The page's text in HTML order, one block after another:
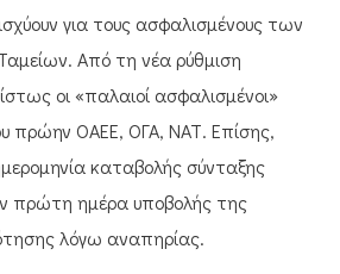
για τους ασφαλισμένους των
Από τη νέα ρύθμιση
οι «παλαιοί ασφαλισμένοι»
πρώην ΟΑΕΕ, ΟΓΑ, ΝΑΤ. Επίσης,
καταβολής σύνταξης
πρώτη ημέρα υποβολής της
λόγω αναπηρίας.